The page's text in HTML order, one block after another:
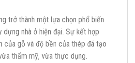
trở thành một lựa chọn phổ biến
dựng nhà ở hiện đại. Sự kết hợp
của gỗ và độ bền của thép đã tạo
thẩm mỹ, vừa thực dụng.